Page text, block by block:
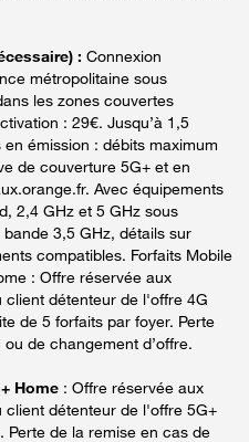
: Connexion
métropolitaine sous
les zones couvertes
: 29€. Jusqu’à 1,5
émission : débits maximum
de couverture 5G+ et en
Avec équipements
2,4 GHz et 5 GHz sous
3,5 GHz, détails sur
compatibles. Forfaits Mobile
: Offre réservée aux
détenteur de l'offre 4G
de 5 forfaits par foyer. Perte
de changement d’offre.
Home : Offre réservée aux
détenteur de l'offre 5G+
Perte de la remise en cas de